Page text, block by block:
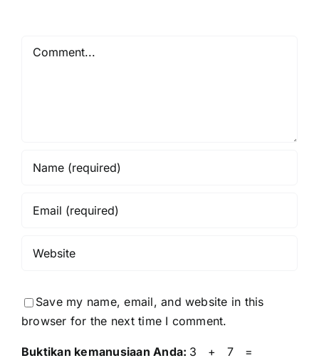
Comment
Save my name, email, and website in this
browser for the next time I comment.
Buktikan kemanusiaan Anda: 3 + 7 =